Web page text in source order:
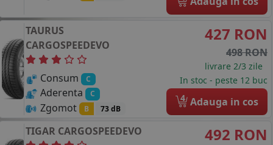
TAURUS
CARGOSPEEDEVO
Consum C
Aderenta C
Zgomot B 73 dB
427 RON
498 RON
livrare 2/3 zile
In stoc - peste 12 buc
4 Adauga in cos
TIGAR CARGOSPEEDEVO 492 RON